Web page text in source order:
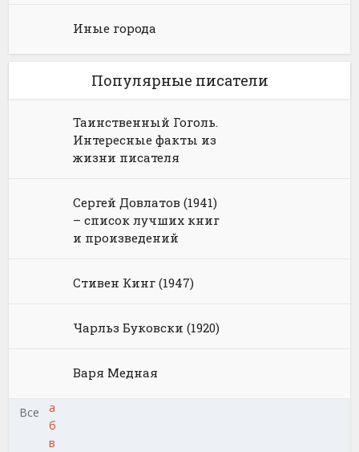
Иные города
Популярные писатели
Таинственный Гоголь.
Интересные факты из
жизни писателя
Сергей Довлатов (1941)
– список лучших книг
и произведений
Стивен Кинг (1947)
Чарльз Буковски (1920)
Варя Медная
Все
а
б
в